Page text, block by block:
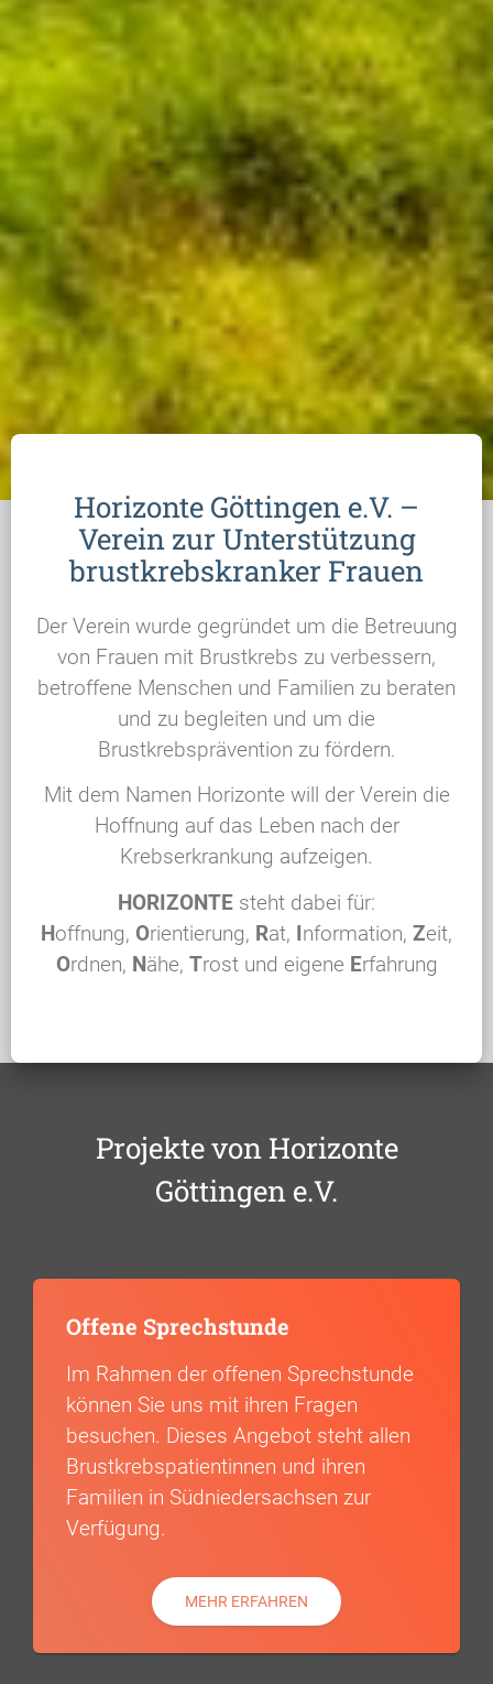
Horizonte Göttingen e.V. –
Verein zur Unterstützung
brustkrebskranker Frauen
Der Verein wurde gegründet um die Betreuung
von Frauen mit Brustkrebs zu verbessern,
betroffene Menschen und Familien zu beraten
und zu begleiten und um die
Brustkrebsprävention zu fördern.
Mit dem Namen Horizonte will der Verein die
Hoffnung auf das Leben nach der
Krebserkrankung aufzeigen.
HORIZONTE steht dabei für:
Hoffnung, Orientierung, Rat, Information, Zeit,
Ordnen, Nähe, Trost und eigene Erfahrung
Projekte von Horizonte
Göttingen e.V.
Offene Sprechstunde
Im Rahmen der offenen Sprechstunde
können Sie uns mit ihren Fragen
besuchen. Dieses Angebot steht allen
Brustkrebspatientinnen und ihren
Familien in Südniedersachsen zur
Verfügung.
MEHR ERFAHREN